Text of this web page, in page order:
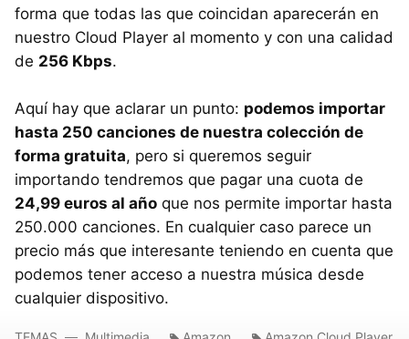
forma que todas las que coincidan aparecerán en
nuestro Cloud Player al momento y con una calidad
de 256 Kbps.
Aquí hay que aclarar un punto: podemos importar
hasta 250 canciones de nuestra colección de
forma gratuita, pero si queremos seguir
importando tendremos que pagar una cuota de
24,99 euros al año que nos permite importar hasta
250.000 canciones. En cualquier caso parece un
precio más que interesante teniendo en cuenta que
podemos tener acceso a nuestra música desde
cualquier dispositivo.